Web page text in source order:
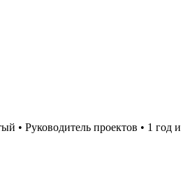
• Руководитель проектов • 1 год и